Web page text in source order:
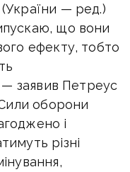
— ред.)
що вони
ефекту, тобто
— заявив Петреус
оборони
і
різні